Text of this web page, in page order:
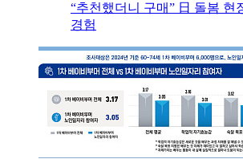
“추천했더니 구매” 日 돌봄 현
경험